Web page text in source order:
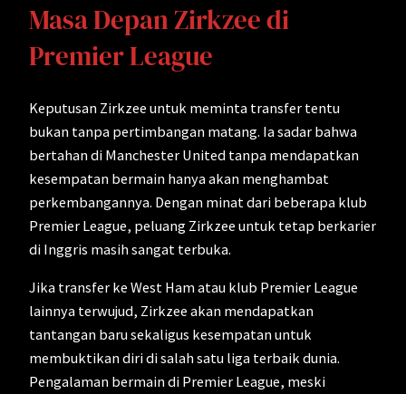
Masa Depan Zirkzee di
Premier League
Keputusan Zirkzee untuk meminta transfer tentu
bukan tanpa pertimbangan matang. Ia sadar bahwa
bertahan di Manchester United tanpa mendapatkan
kesempatan bermain hanya akan menghambat
perkembangannya. Dengan minat dari beberapa klub
Premier League, peluang Zirkzee untuk tetap berkarier
di Inggris masih sangat terbuka.
Jika transfer ke West Ham atau klub Premier League
lainnya terwujud, Zirkzee akan mendapatkan
tantangan baru sekaligus kesempatan untuk
membuktikan diri di salah satu liga terbaik dunia.
Pengalaman bermain di Premier League, meski